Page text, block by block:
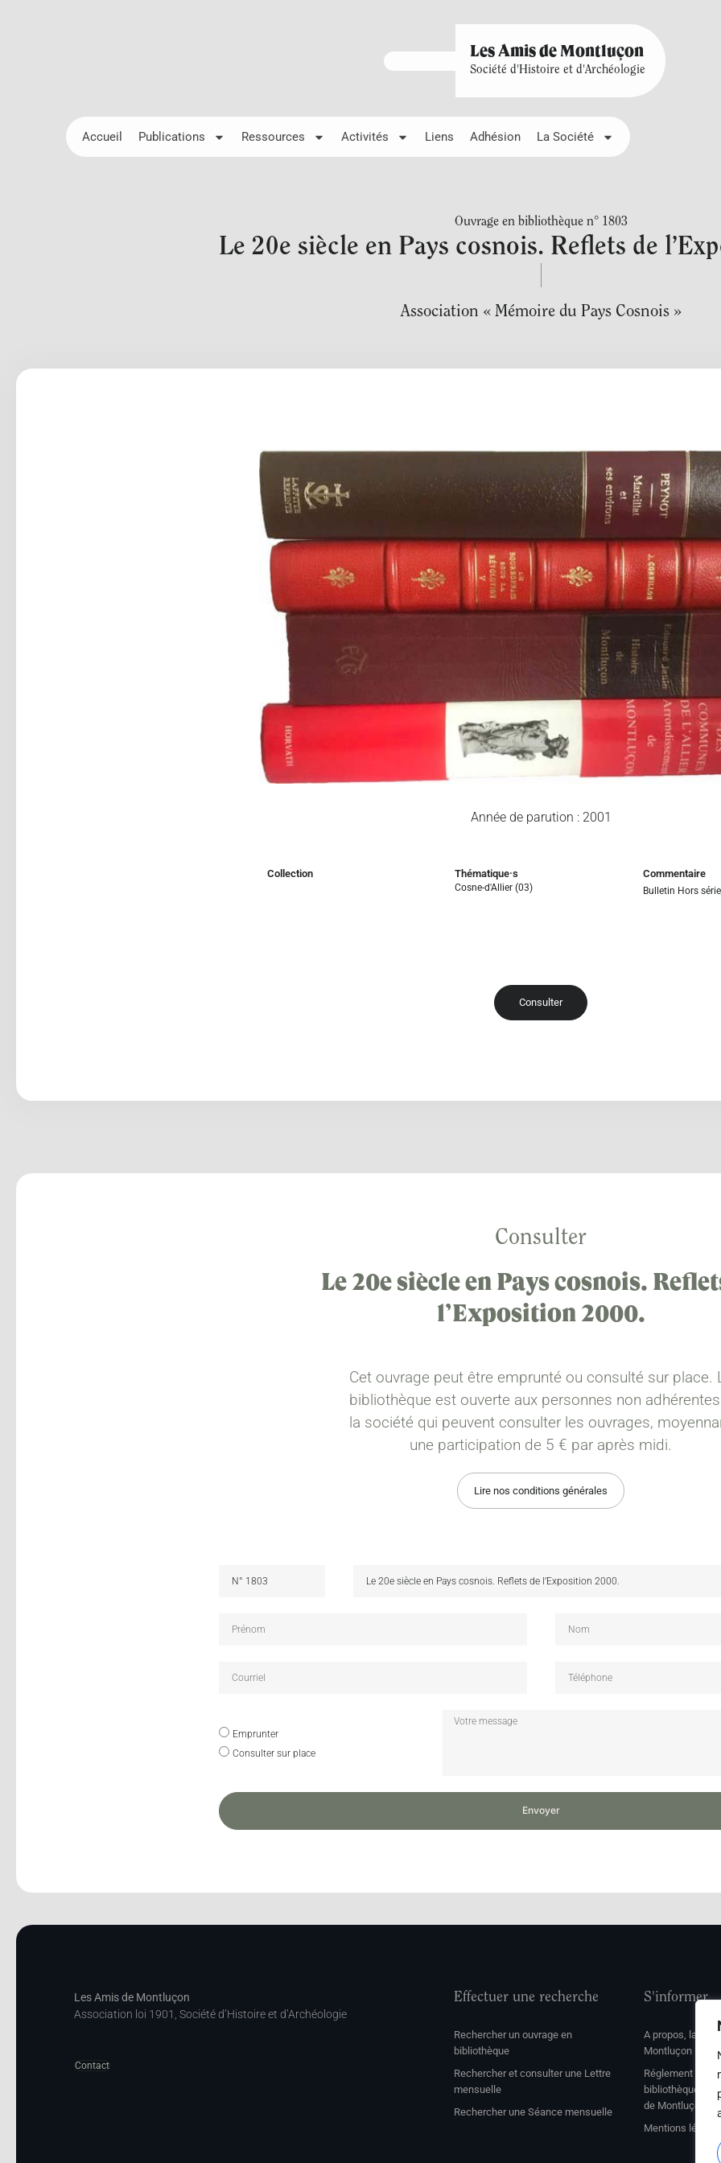
Les Amis de Montluçon
Société d'Histoire et d'Archéologie
Accueil Publications Ressources Activités Liens Adhésion La Société
Ouvrage en bibliothèque n° 1803
Le 20e siècle en Pays cosnois. Reflets de
Association « Mémoire du Pays Cosnois »
Année de parution : 2001
Collection Thématique·s
Cosne-d'Allier (03)
Commentaire
Bulletin Hors
Consulter
Consulter
Le 20e siècle en Pays cosnois.
l’Exposition 2000.
Cet ouvrage peut être emprunté ou consulté sur place.
bibliothèque est ouverte aux personnes non
la société qui peuvent consulter les ouvrages,
une participation de 5 € par après midi.
Lire nos conditions générales
Emprunter
Consulter sur place
Envoyer
Les Amis de Montluçon
Association loi 1901, Société d’Histoire et d’Archéologie
Contact
Effectuer une recherche
Rechercher un ouvrage en
bibliothèque
Rechercher et consulter une Lettre
mensuelle
Rechercher une Séance mensuelle
S'informer
A propos, la
Montluçon
Réglement de
bibliothèque et
de Montluçon
Mentions légales